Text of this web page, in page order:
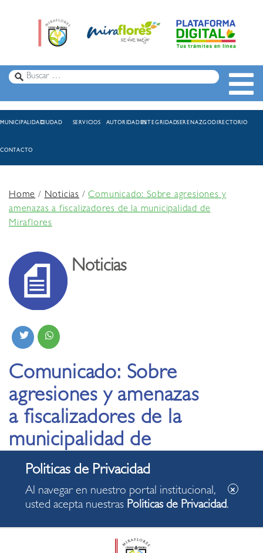
MUNICIPALIDADCIUDAD SERVICIOS AUTORIDADESINTEGRIDADSERENAZGODIRECTORIO
CONTACTO
Home/Noticias /Comunicado: Sobre agresiones y
amenazas a fiscalizadores de la municipalidad de
Miraflores
Noticias
Comunicado: Sobre
agresiones y amenazas
a fiscalizadores de la
municipalidad de
Miraflores
11.11.2023
Al navegar en nuestro portal institucional,
usted acepta nuestras Politicas de Privacidad.